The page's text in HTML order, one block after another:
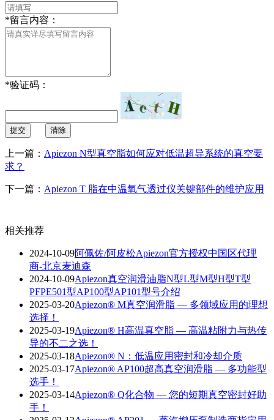
*留言内容：
*验证码：
提交 清除
上一篇： Apiezon N型真空脂如何应对低温超导系统的真空要
求？
下一篇： Apiezon T 脂在中温氧气透过仪关键部件的维护应用
相关推荐
2024-10-09阿佩佐/阿皮松Apiezon官方授权中国区代理
商-北京麦迪森
2024-10-09Apiezon真空润滑油脂N型L型M型H型T型
PFPE501型AP100型AP101型号介绍
2025-03-20Apiezon® M真空润滑脂 — 多领域应用的理想
选择！
2025-03-19Apiezon® H高温真空脂 — 高温粘附力与热传
导的不二之选！
2025-03-18Apiezon® N：低温应用密封和冷却介质
2025-03-17Apiezon® AP100超高真空润滑脂 — 多功能型
选手！
2025-03-14Apiezon® Q化合物 — 您的短期真空密封好助
手！